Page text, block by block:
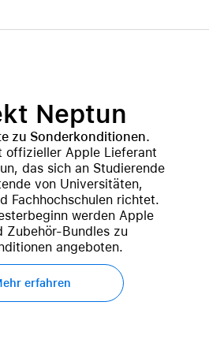
Neptun
zu Sonderkonditionen.
offizieller Apple Lieferant
das sich an Studierende
von Universitäten,
Fachhochschulen richtet.
werden Apple
Zubehör-Bundles zu
angeboten.
erfahren